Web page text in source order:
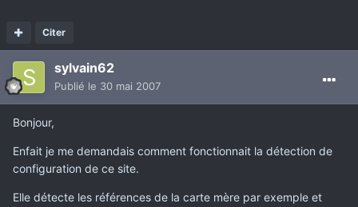
Citer
sylvain62
Publié le 30 mai 2007
Bonjour,
Enfait je me demandais comment fonctionnait la détection de
configuration de ce site.
Elle détecte les références de la carte mère par exemple et